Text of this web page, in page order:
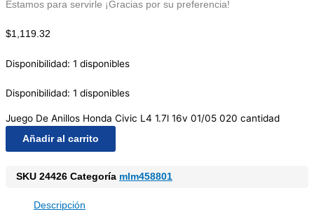
Estamos para servirle ¡Gracias por su preferencia!
$1,119.32
Disponibilidad: 1 disponibles
Disponibilidad: 1 disponibles
Juego De Anillos Honda Civic L4 1.7l 16v 01/05 020 cantidad
Añadir al carrito
SKU 24426 Categoría mlm458801
Descripción